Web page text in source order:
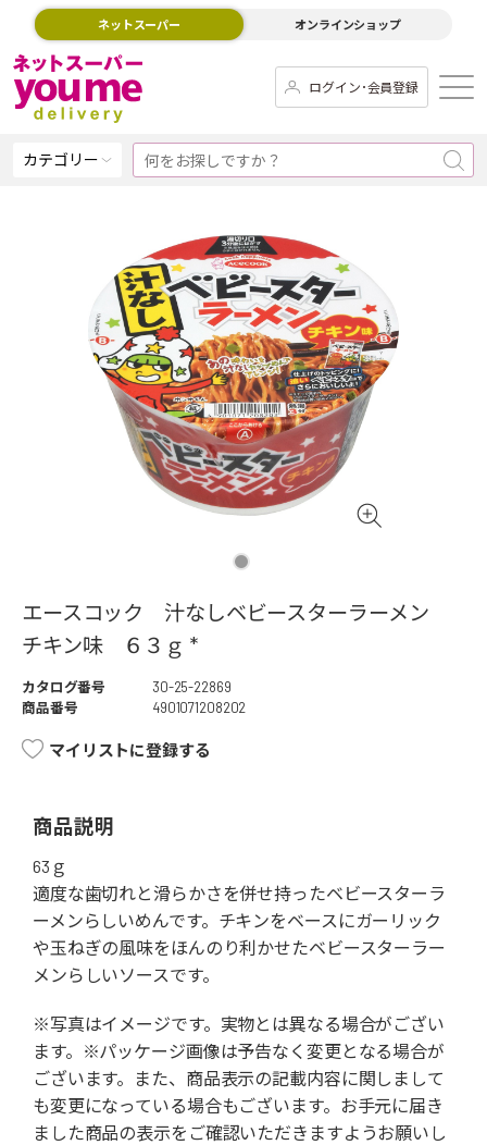
ネットスーパー オンラインショップ
ログイン･会員登録
カテゴリー
エースコック 汁なしベビースターラーメン
チキン味 ６３ｇ *
カタログ番号
30-25-22869
商品番号
4901071208202
マイリストに登録する
商品説明
63ｇ
適度な歯切れと滑らかさを併せ持ったベビースターラ
ーメンらしいめんです。チキンをベースにガーリック
や玉ねぎの風味をほんのり利かせたベビースターラー
メンらしいソースです。
※写真はイメージです。実物とは異なる場合がござい
ます。※パッケージ画像は予告なく変更となる場合が
ございます。また、商品表示の記載内容に関しまして
も変更になっている場合もございます。お手元に届き
ました商品の表示をご確認いただきますようお願いし